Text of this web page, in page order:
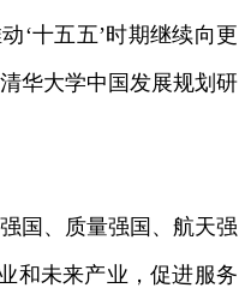
‘十五五’时期继续向更
华大学中国发展规划研
国、质量强国、航天强
和未来产业，促进服务